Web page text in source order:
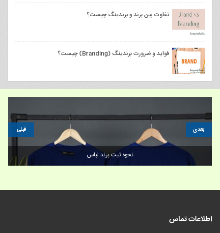
تفاوت بین برند و برندینگ چیست؟
فواید و ضرورت برندینگ (Branding) چیست؟
نحوه ثبت برند لباس
قبلی بعدی
اطلاعات تماس